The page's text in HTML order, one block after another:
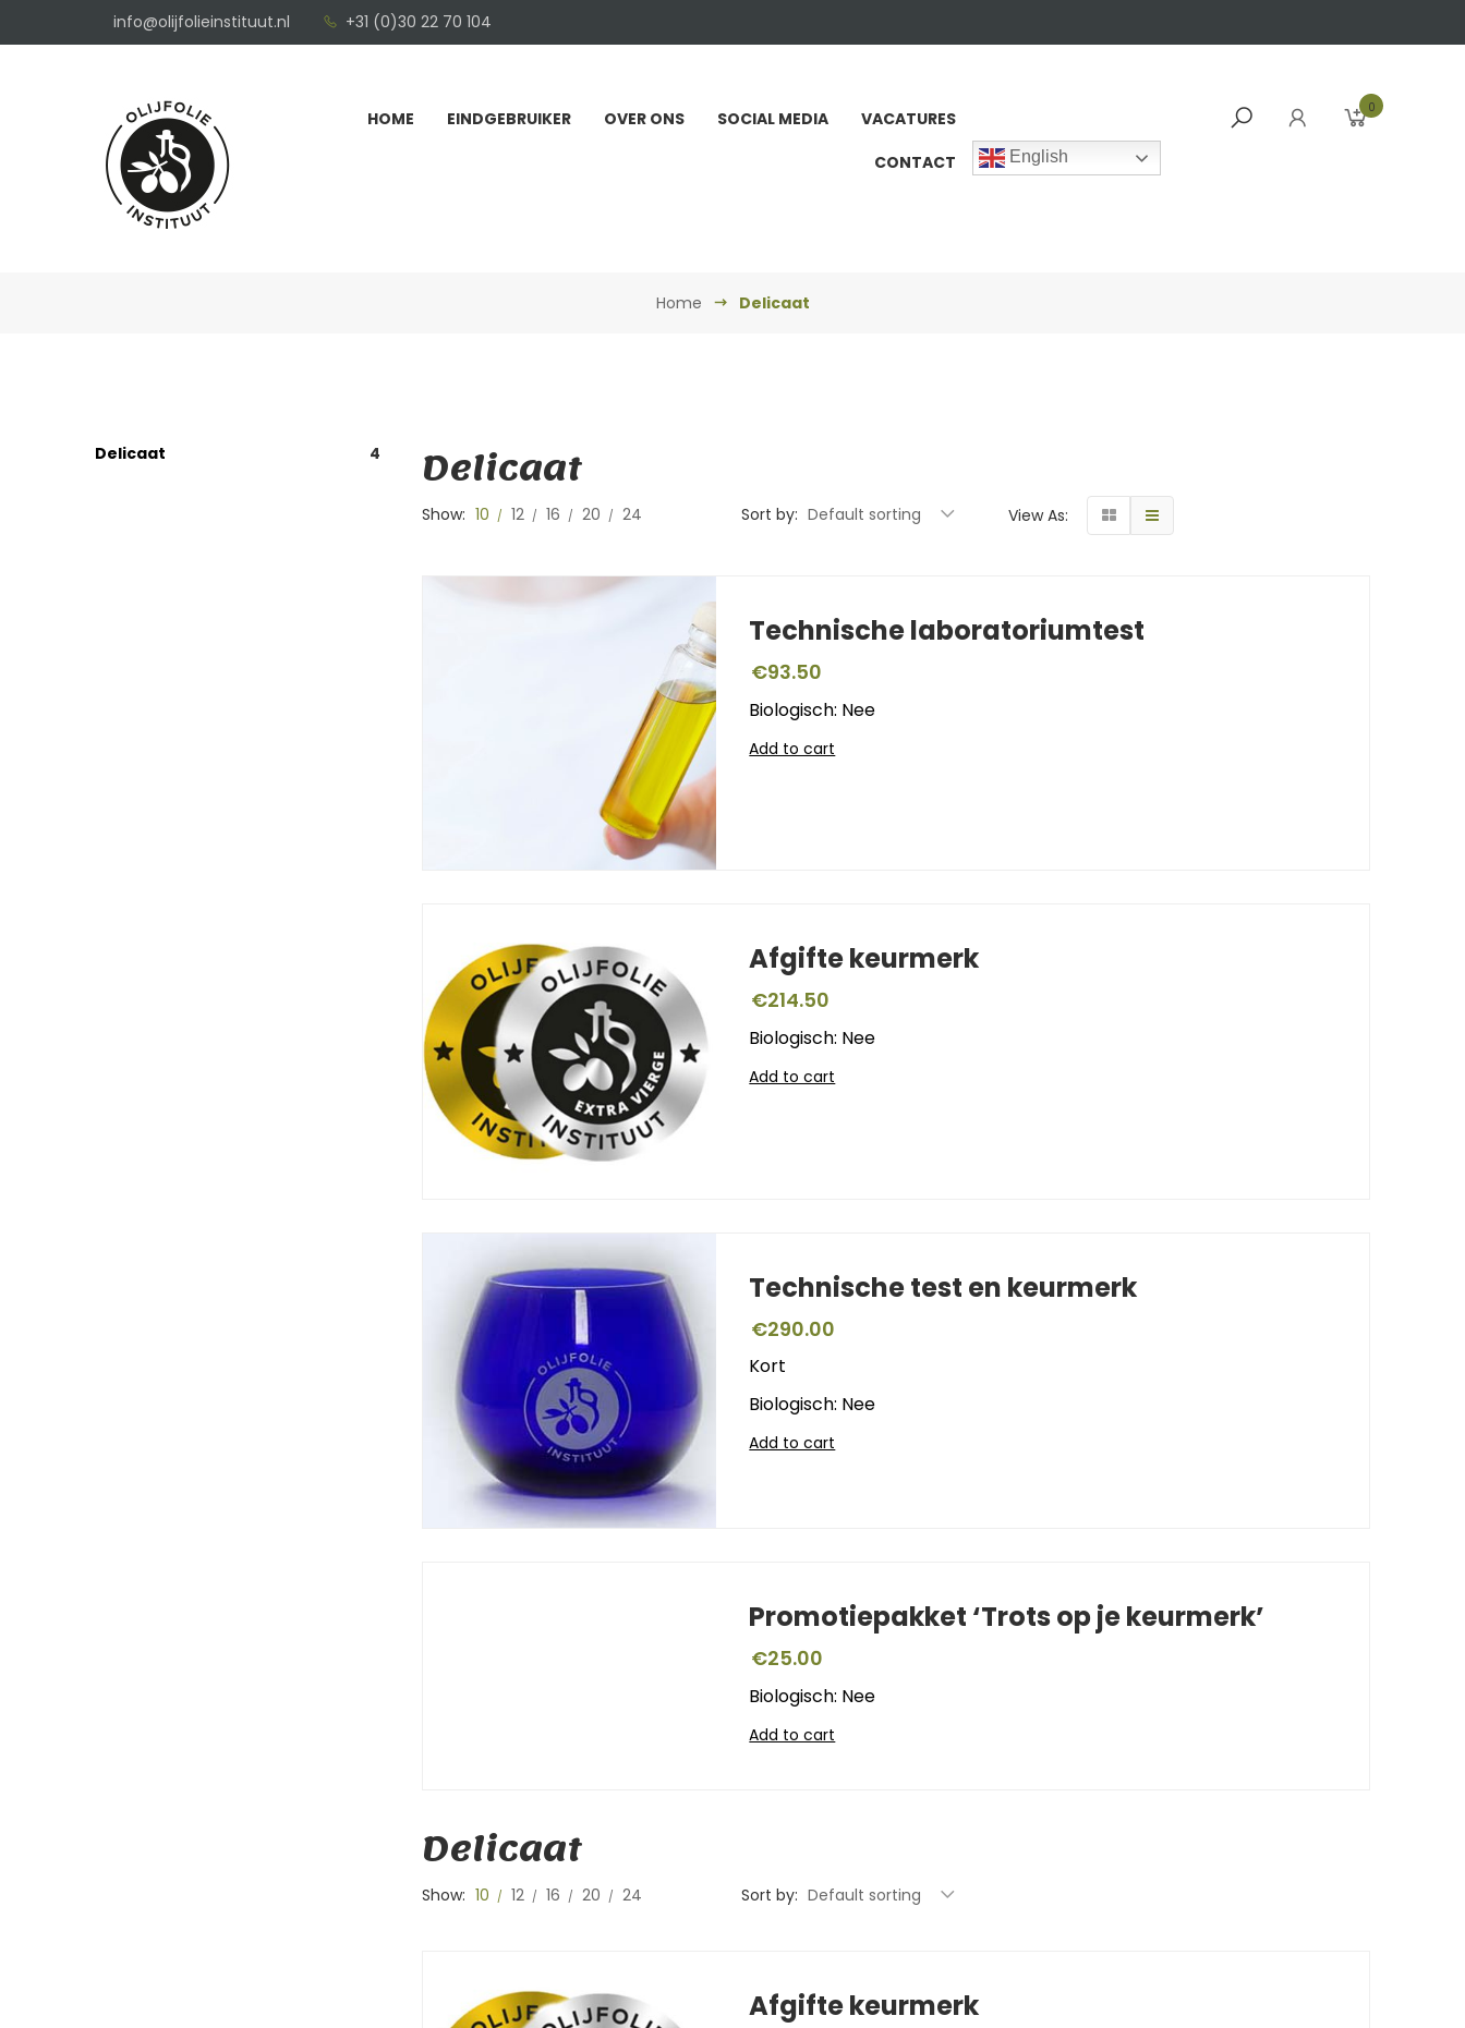
info@olijfolieinstituut.nl +31 (0)30 22 70 104
HOME EINDGEBRUIKER OVER ONS SOCIAL MEDIA
VACATURES
CONTACT
English
0
Home Delicaat
Delicaat 4 Delicaat
Show: 10 12 16 20 24 Sort by: Default sorting View As:
Technische laboratoriumtest
€93.50
Biologisch: Nee
Add to cart
Afgifte keurmerk
€214.50
Biologisch: Nee
Add to cart
Technische test en keurmerk
€290.00
Kort
Biologisch: Nee
Add to cart
Promotiepakket ‘Trots op je keurmerk’
€25.00
Biologisch: Nee
Add to cart
Delicaat
Show: 10 12 16 20 24 Sort by: Default sorting
Afgifte keurmerk